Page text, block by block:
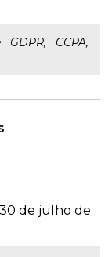
CCPA,
de julho de